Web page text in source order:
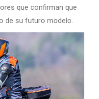
que confirman que
de su futuro modelo.